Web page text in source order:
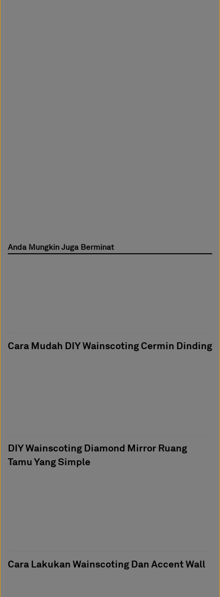
Anda Mungkin Juga Berminat
Cara Mudah DIY Wainscoting Cermin Dinding
DIY Wainscoting Diamond Mirror Ruang
Tamu Yang Simple
Cara Lakukan Wainscoting Dan Accent Wall